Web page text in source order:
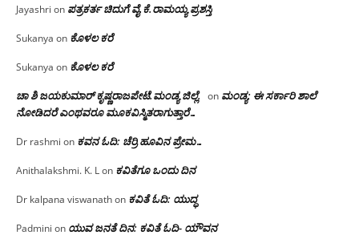
Jayashri on ಪತ್ರಕರ್ತ ಚಿದುಗೆ ವೈ.ಕೆ.ರಾಮಯ್ಯ ಪ್ರಶಸ್ತಿ
Sukanya on ಕೊಳಲ ಕರೆ
Sukanya on ಕೊಳಲ ಕರೆ
ಚಾ ಶಿ ಜಯಕುಮಾರ್ ಕೃಷ್ಣರಾಜಪೇಟೆ.ಮಂಡ್ಯ ಜಿಲ್ಲೆ. on ಮಂಡ್ಯ: ಈ ಸರ್ಕಾರಿ ಶಾಲೆ
ನೋಡಿದರೆ ಎಂಥವರೂ ಮೂಕವಿಸ್ಮಿತರಾಗುತ್ತಾರೆ…
Dr rashmi on ಕವನ ಓದಿ: ಚೆರ್ರಿ ಹೂವಿನ ಪ್ರೇಮ…
Anithalakshmi. K. Lon ಕವಿತೆಗೂ ಒಂದು ದಿನ
Dr kalpana viswanathon ಕವಿತೆ ಓದಿ: ಯುದ್ಧ
Padmini on ಯುವ ಜನತೆ ದಿನ: ಕವಿತೆ ಓದಿ- ಯೌವನ